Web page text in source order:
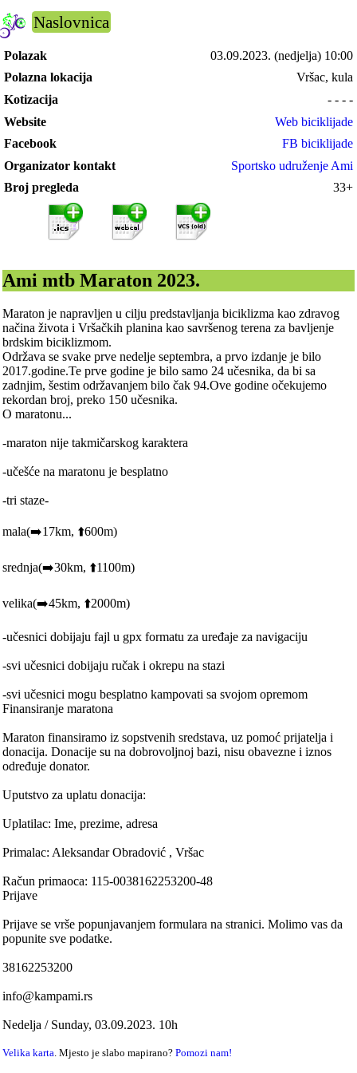
Naslovnica
Polazak 03.09.2023. (nedjelja) 10:00
Polazna lokacija
Vršac, kula
Kotizacija
- - - -
Website
Web biciklijade
Facebook
FB biciklijade
Organizator kontakt
Sportsko udruženje Ami
Broj pregleda
33+
Ami mtb Maraton 2023.
Maraton je napravljen u cilju predstavljanja biciklizma kao zdravog
načina života i Vršačkih planina kao savršenog terena za bavljenje
brdskim biciklizmom.
Održava se svake prve nedelje septembra, a prvo izdanje je bilo
2017.godine.Te prve godine je bilo samo 24 učesnika, da bi sa
zadnjim, šestim održavanjem bilo čak 94.Ove godine očekujemo
rekordan broj, preko 150 učesnika.
O maratonu...
-maraton nije takmičarskog karaktera
-učešće na maratonu je besplatno
-tri staze-
mala(➡️17km, ⬆️600m)
srednja(➡️30km, ⬆️1100m)
velika(➡️45km, ⬆️2000m)
-učesnici dobijaju fajl u gpx formatu za uređaje za navigaciju
-svi učesnici dobijaju ručak i okrepu na stazi
-svi učesnici mogu besplatno kampovati sa svojom opremom
Finansiranje maratona
Maraton finansiramo iz sopstvenih sredstava, uz pomoć prijatelja i
donacija. Donacije su na dobrovoljnoj bazi, nisu obavezne i iznos
određuje donator.
Uputstvo za uplatu donacija:
Uplatilac: Ime, prezime, adresa
Primalac: Aleksandar Obradović , Vršac
Račun primaoca: 115-0038162253200-48
Prijave
Prijave se vrše popunjavanjem formulara na stranici. Molimo vas da
popunite sve podatke.
38162253200
info@kampami.rs
Nedelja / Sunday, 03.09.2023. 10h
Velika karta. Mjesto je slabo mapirano?Pomozi nam!